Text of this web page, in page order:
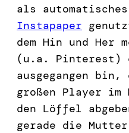
als
Instapaper
dem Hin und Her
(u.a. Pinterest)
ausgegangen
großen Player im
den Löffel
gerade die